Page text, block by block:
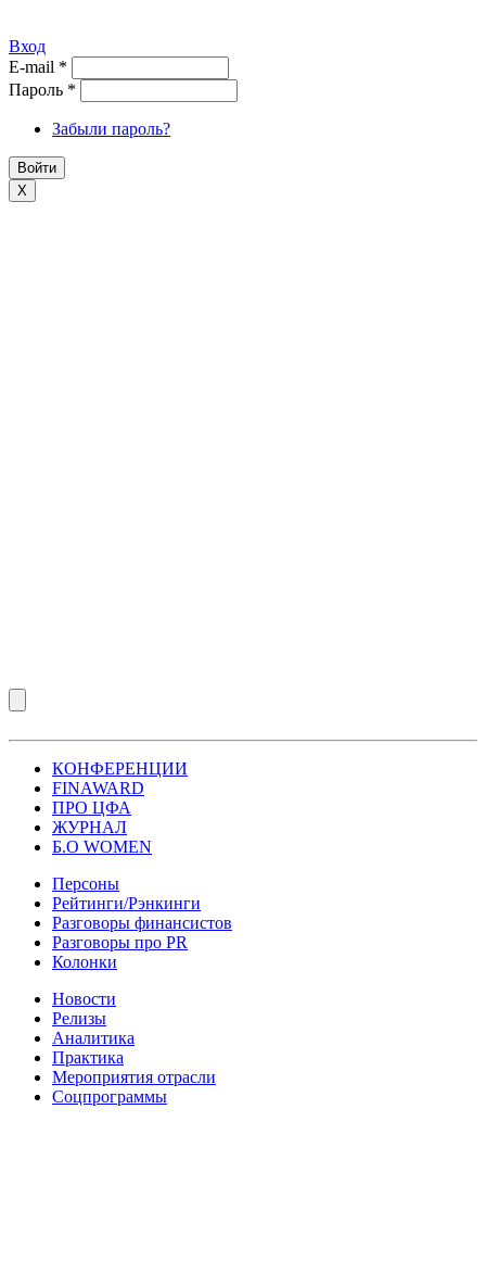
Вход
E-mail *
Пароль *
Забыли пароль?
X
КОНФЕРЕНЦИИ
FINAWARD
ПРО ЦФА
ЖУРНАЛ
Б.О WOMEN
Персоны
Рейтинги/Рэнкинги
Разговоры финансистов
Разговоры про PR
Колонки
Новости
Релизы
Аналитика
Практика
Мероприятия отрасли
Соцпрограммы